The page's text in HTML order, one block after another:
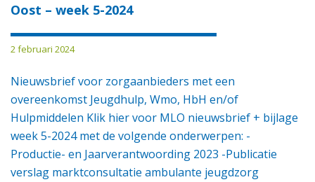
Oost – week 5-2024
2 februari 2024
Nieuwsbrief voor zorgaanbieders met een
overeenkomst Jeugdhulp, Wmo, HbH en/of
Hulpmiddelen Klik hier voor MLO nieuwsbrief + bijlage
week 5-2024 met de volgende onderwerpen: -
Productie- en Jaarverantwoording 2023 -Publicatie
verslag marktconsultatie ambulante jeugdzorg